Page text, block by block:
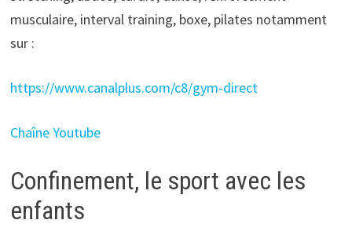
musculaire, interval training, boxe, pilates notamment
sur :
https://www.canalplus.com/c8/gym-direct
Chaîne Youtube
Confinement, le sport avec les
enfants